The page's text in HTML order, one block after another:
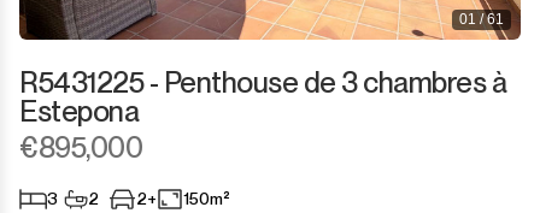
01 / 61
R5431225 - Penthouse de 3 chambres à
Estepona
€895,000
3 2 2+ 150m²